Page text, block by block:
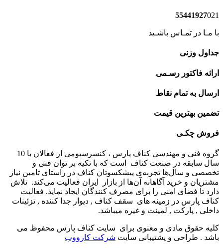
55441927
مـا در تمـاس باشـید
وزنی
فاکتور رسـمی
به تمام نقاط
بهترین قیمت
چکـی
گروه فنی و مهندسی کناف پارس ، کنسرسیومی از فعالان با 10
سابقه در صنعت کناف است که با تکیه بر توان فنی و
و سال‌ها تجربه‌ی پیشکسوتان کناف در راستای تامین نیاز
و خرید آگاهانه آن‌ها از بازار ایران فعالیت می‌کند. تلاش
تا فضای امنی را برای مصرف کنندگان ایجاد نماید. فعالیت
پارس در زمینه های سقف کناف , دیوار جدا کننده , تزئینات
, پارکت , لمینت و غیره میباشد.
حقوق مادی و معنوی برای سایت کناف پارس محفوظ می
. طراحی و پشتیبانی سایتشرکت کارووب